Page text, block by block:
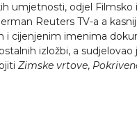
umjetnosti, odjel
Reuters TV-a a
i cijenjenim imenima
izložbi, a
Zimske vrtove,